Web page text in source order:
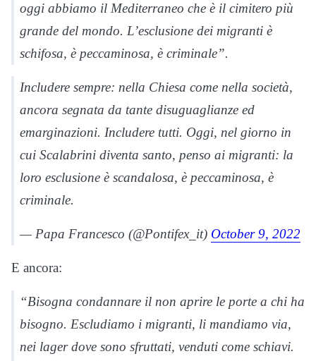
oggi abbiamo il Mediterraneo che è il cimitero più
grande del mondo. L’esclusione dei migranti è
schifosa, è peccaminosa, è criminale”.
Includere sempre: nella Chiesa come nella società,
ancora segnata da tante disuguaglianze ed
emarginazioni. Includere tutti. Oggi, nel giorno in
cui Scalabrini diventa santo, penso ai migranti: la
loro esclusione è scandalosa, è peccaminosa, è
criminale.
— Papa Francesco (@Pontifex_it) October 9, 2022
E ancora:
“Bisogna condannare il non aprire le porte a chi ha
bisogno. Escludiamo i migranti, li mandiamo via,
nei lager dove sono sfruttati, venduti come schiavi.